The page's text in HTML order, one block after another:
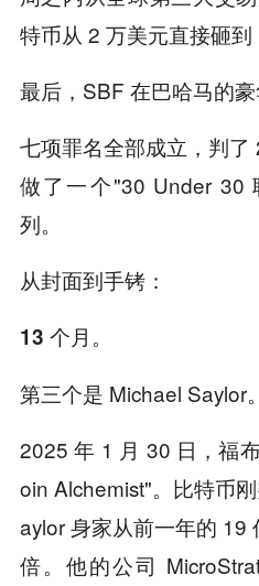
特币从 2 万美元直接砸到
最后，SBF 在巴哈马的豪
七项罪名全部成立，判
做了一个"30 Under 30
列。
从封面到手铐：
13 个月。
第三个是 Michael Saylor。
2025 年 1 月 30 日，福
oin Alchemist"。比特币
aylor 身家从前一年的 19
倍。他的公司